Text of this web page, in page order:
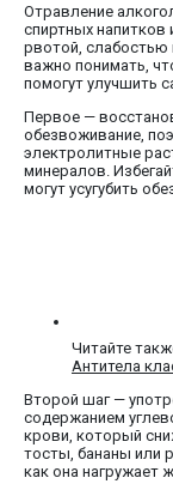
Отравление
спиртных
рвотой, слабостью
важно понимать,
помогут улучшить
Первое —
обезвоживание,
электролитные
минералов.
могут усугубить
Читайте
Антитела
Второй шаг —
содержанием
крови, который
тосты, бананы или
как она нагружает